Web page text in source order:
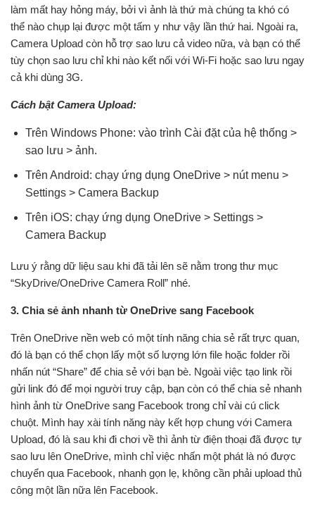
làm mất hay hỏng máy, bởi vì ảnh là thứ mà chúng ta khó có
thể nào chụp lại được một tấm y như vậy lần thứ hai. Ngoài ra,
Camera Upload còn hỗ trợ sao lưu cả video nữa, và bạn có thể
tùy chọn sao lưu chỉ khi nào kết nối với Wi-Fi hoặc sao lưu ngay
cả khi dùng 3G.
Cách bật Camera Upload:
Trên Windows Phone: vào trình Cài đặt của hệ thống >
sao lưu > ảnh.
Trên Android: chạy ứng dụng OneDrive > nút menu >
Settings > Camera Backup
Trên iOS: chạy ứng dụng OneDrive > Settings >
Camera Backup
Lưu ý rằng dữ liệu sau khi đã tải lên sẽ nằm trong thư mục
“SkyDrive/OneDrive Camera Roll” nhé.
3. Chia sẻ ảnh nhanh từ OneDrive sang Facebook
Trên OneDrive nền web có một tính năng chia sẻ rất trực quan,
đó là bạn có thể chọn lấy một số lượng lớn file hoặc folder rồi
nhấn nút “Share” để chia sẻ với bạn bè. Ngoài việc tạo link rồi
gửi link đó để mọi người truy cập, bạn còn có thể chia sẻ nhanh
hình ảnh từ OneDrive sang Facebook trong chỉ vài cú click
chuột. Mình hay xài tính năng này kết hợp chung với Camera
Upload, đó là sau khi đi chơi về thì ảnh từ điện thoại đã được tự
sao lưu lên OneDrive, mình chỉ việc nhấn một phát là nó được
chuyển qua Facebook, nhanh gọn lẹ, không cần phải upload thủ
công một lần nữa lên Facebook.